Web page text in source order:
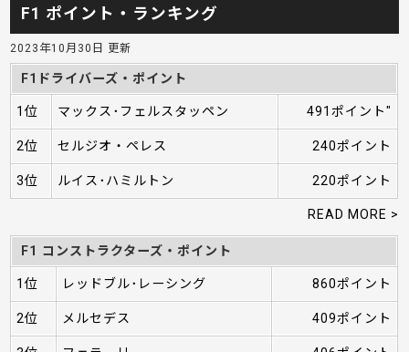
F1 ポイント・ランキング
2023年10月30日 更新
F1ドライバーズ・ポイント
1位 マックス･フェルスタッペン 491ポイント"
2位 セルジオ・ペレス 240ポイント
3位 ルイス･ハミルトン 220ポイント
READ MORE >
F1 コンストラクターズ・ポイント
1位 レッドブル･レーシング 860ポイント
2位 メルセデス 409ポイント